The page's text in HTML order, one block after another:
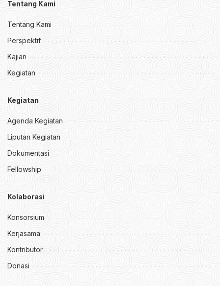
Tentang Kami
Tentang Kami
Perspektif
Kajian
Kegiatan
Kegiatan
Agenda Kegiatan
Liputan Kegiatan
Dokumentasi
Fellowship
Kolaborasi
Konsorsium
Kerjasama
Kontributor
Donasi